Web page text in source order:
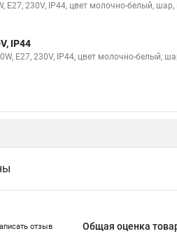
230V, IP44, цвет молочно-белый, шар,
IP44
E27, 230V, IP44, цвет молочно-белый,
отзыв Общая оценка